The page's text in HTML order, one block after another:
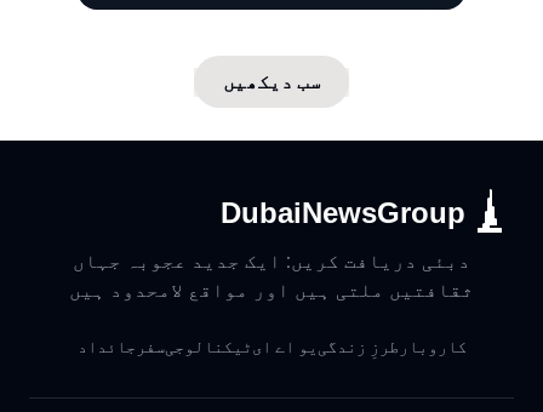
سب دیکھیں
DubaiNewsGroup
دبئی دریافت کریں: ایک جدید عجوبہ جہاں
ثقافتیں ملتی ہیں اور مواقع لامحدود ہیں
کاروبار طرزِ زندگی یو اے ایٹیکنالوجیسفر جائداد